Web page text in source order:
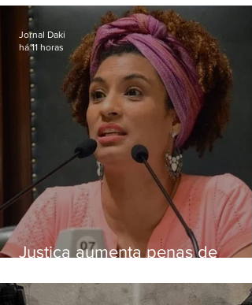
distintos no ensino médio; veja
Justiça aumenta penas de
pelo assassinato de Marielle
Jornal Daki
há 11 horas